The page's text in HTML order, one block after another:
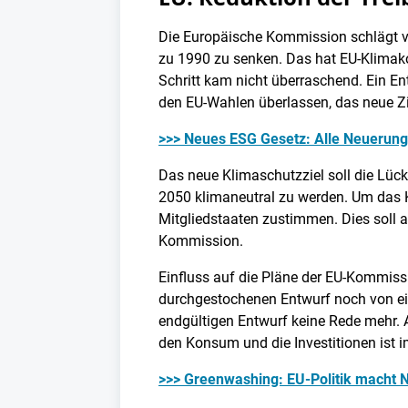
Die Europäische Kommission schlägt
zu 1990 zu senken. Das hat EU-
Schritt kam nicht überraschend. Ein
den EU-Wahlen überlassen, das neue
>>> Neues ESG Gesetz: Alle
Das neue Klimaschutzziel soll die
2050 klimaneutral zu werden. Um das
Mitgliedstaaten zustimmen. Dies soll
Kommission.
Einfluss auf die Pläne der EU-
durchgestochenen Entwurf noch von
endgültigen Entwurf keine Rede
den Konsum und die Investitionen ist
>>> Greenwashing: EU-Politik macht